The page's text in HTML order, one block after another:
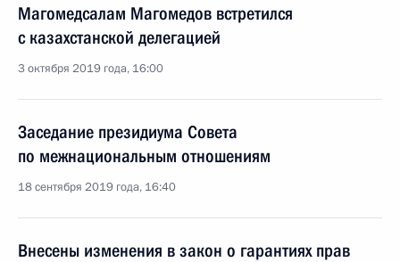
Магомедсалам Магомедов встретился
с казахстанской делегацией
3 октября 2019 года, 16:00
Заседание президиума Совета
по межнациональным отношениям
18 сентября 2019 года, 16:40
Внесены изменения в закон о гарантиях прав